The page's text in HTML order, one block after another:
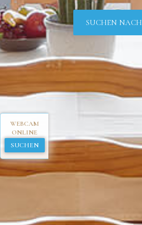
SUCHEN NACH
WEBCAM
ONLINE
SUCHEN